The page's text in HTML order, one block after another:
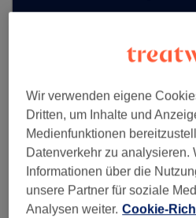
Wir verwenden eigene
Dritten, um Inhalte und
Medienfunktionen
Datenverkehr zu analysieren.
Informationen über die
unsere Partner für soziale
Analysen weiter. Cookie-